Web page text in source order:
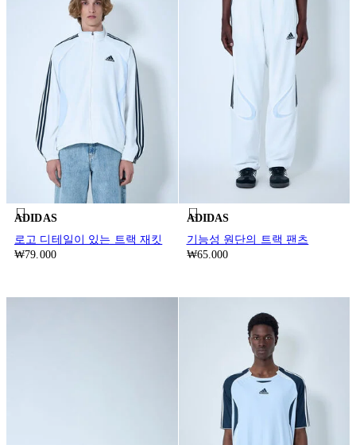
ADIDAS
로고 디테일이 있는 트랙 재킷
₩79.000
ADIDAS
기능성 원단의 트랙 팬츠
₩65.000